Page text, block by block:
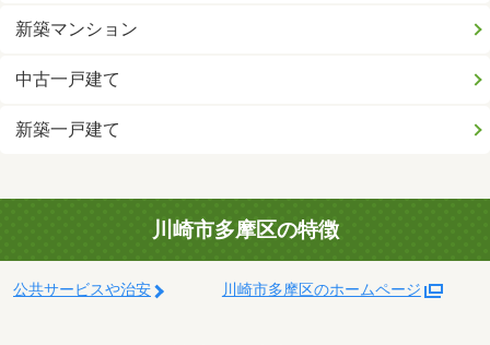
新築マンション
中古一戸建て
新築一戸建て
川崎市多摩区の特徴
公共サービスや治安 川崎市多摩区のホームページ